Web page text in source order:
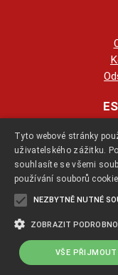
Copyright ©jak-se-stavi-
Tyto webové stránky
uživatelského zážitku.
souhlasíte se všemi
používání souborů
NEZBYTNĚ NUTNÉ
ZOBRAZIT
VŠE PŘIJMOUT